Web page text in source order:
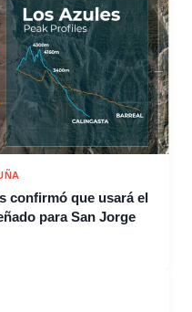
confirmó que usará el
para San Jorge